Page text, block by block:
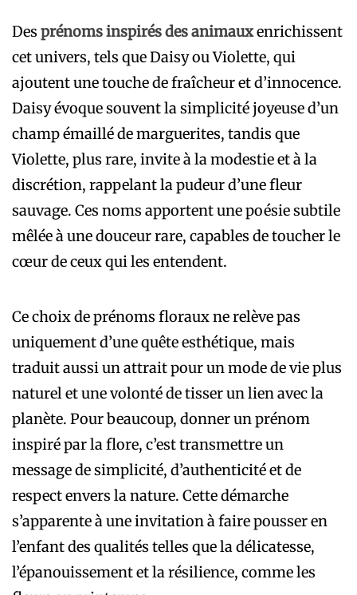
Des prénoms inspirés des animauxenrichissent
cet univers, tels que Daisy ou Violette, qui
ajoutent une touche de fraîcheur et d’innocence.
Daisy évoque souvent la simplicité joyeuse d’un
champ émaillé de marguerites, tandis que
Violette, plus rare, invite à la modestie et à la
discrétion, rappelant la pudeur d’une fleur
sauvage. Ces noms apportent une poésie subtile
mêlée à une douceur rare, capables de toucher le
cœur de ceux qui les entendent.
Ce choix de prénoms floraux ne relève pas
uniquement d’une quête esthétique, mais
traduit aussi un attrait pour un mode de vie plus
naturel et une volonté de tisser un lien avec la
planète. Pour beaucoup, donner un prénom
inspiré par la flore, c’est transmettre un
message de simplicité, d’authenticité et de
respect envers la nature. Cette démarche
s’apparente à une invitation à faire pousser en
l’enfant des qualités telles que la délicatesse,
l’épanouissement et la résilience, comme les